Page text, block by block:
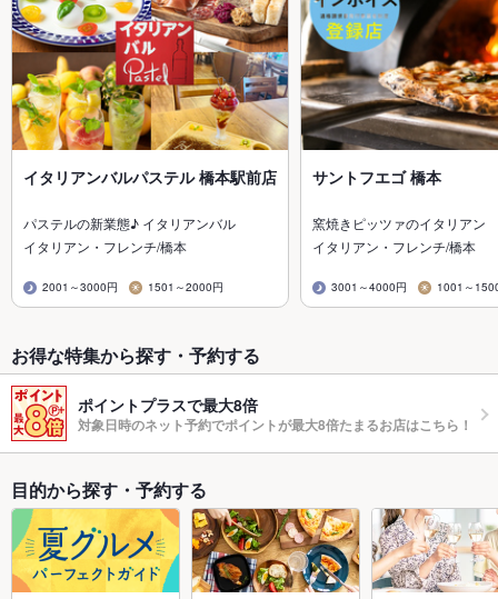
イタリアンバルパステル 橋本駅前店
パステルの新業態♪ イタリアンバル
イタリアン・フレンチ/橋本
2001～3000円 1501～2000円
サントフエゴ 橋本
窯焼きピッツァのイタリアン
イタリアン・フレンチ/橋本
3001～4000円 1001～
お得な特集から探す・予約する
ポイントプラスで最大8倍
対象日時のネット予約でポイントが最大8倍たまるお店はこちら！
目的から探す・予約する